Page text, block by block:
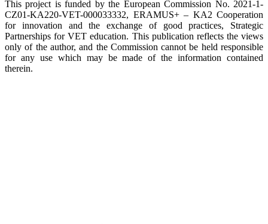
This project is funded by the European Commission No. 2021-1-
CZ01-KA220-VET-000033332, ERAMUS+ – KA2 Cooperation
for innovation and the exchange of good practices, Strategic
Partnerships for VET education. This publication reflects the views
only of the author, and the Commission cannot be held responsible
for any use which may be made of the information contained
therein.